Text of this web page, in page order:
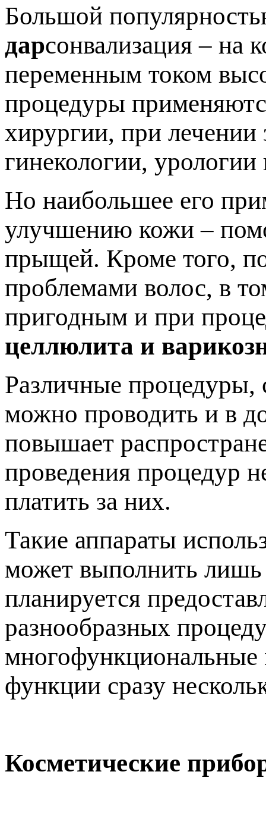
Большой
дарсонвализация – на
переменным током
процедуры
хирургии, при лечении
гинекологии, урологии
Но наибольшее его
улучшению кожи –
прыщей. Кроме того,
проблемами волос, в
пригодным и при
целлюлита и
Различные процедуры,
можно проводить и в
повышает
проведения процедур
платить за них.
Такие аппараты
может выполнить
планируется
разнообразных
многофункциональные
функции сразу
Косметические